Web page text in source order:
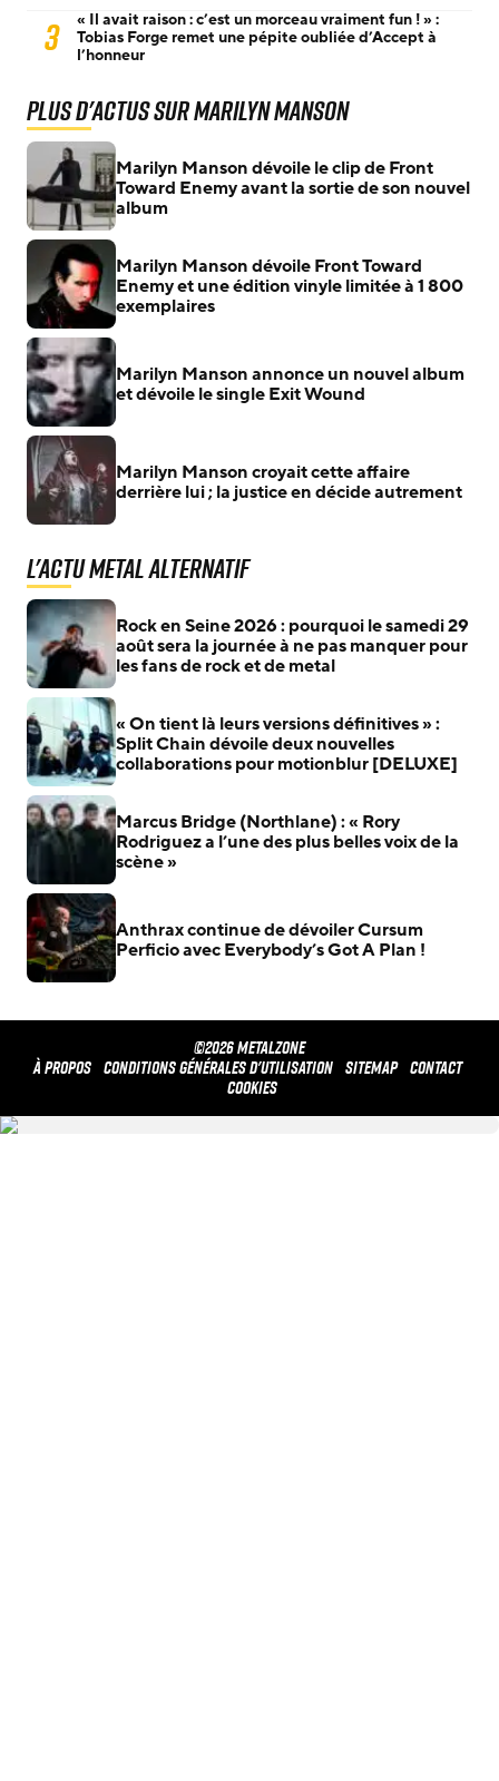
3
« Il avait raison : c’est un morceau vraiment fun ! » :
Tobias Forge remet une pépite oubliée d’Accept à
l’honneur
Plus d'actus sur Marilyn Manson
Marilyn Manson dévoile le clip de Front
Toward Enemy avant la sortie de son nouvel
album
Marilyn Manson dévoile Front Toward
Enemy et une édition vinyle limitée à 1 800
exemplaires
Marilyn Manson annonce un nouvel album
et dévoile le single Exit Wound
Marilyn Manson croyait cette affaire
derrière lui ; la justice en décide autrement
L'actu Metal Alternatif
Rock en Seine 2026 : pourquoi le samedi 29
août sera la journée à ne pas manquer pour
les fans de rock et de metal
« On tient là leurs versions définitives » :
Split Chain dévoile deux nouvelles
collaborations pour motionblur [DELUXE]
Marcus Bridge (Northlane) : « Rory
Rodriguez a l’une des plus belles voix de la
scène »
Anthrax continue de dévoiler Cursum
Perficio avec Everybody’s Got A Plan !
©2026 METALZONE
À propos Conditions générales d'utilisation Sitemap Contact
Cookies